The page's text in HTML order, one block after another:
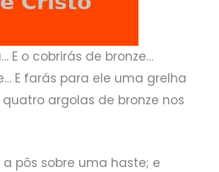
E o cobrirás de bronze…
E farás para ele uma grelha
argolas de bronze nos
a pôs sobre uma haste; e